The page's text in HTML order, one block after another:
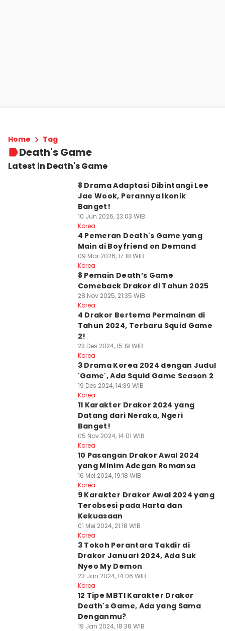
Home Tag
Death's Game
Latest in Death's Game
8 Drama Adaptasi Dibintangi Lee
Jae Wook, Perannya Ikonik
Banget!
10 Jun 2026, 23:03 WIB
Korea
4 Pemeran Death's Game yang
Main di Boyfriend on Demand
09 Mar 2026, 17:18 WIB
Korea
8 Pemain Death’s Game
Comeback Drakor di Tahun 2025
28 Nov 2025, 21:35 WIB
Korea
4 Drakor Bertema Permainan di
Tahun 2024, Terbaru Squid Game
2!
23 Des 2024, 15:19 WIB
Korea
3 Drama Korea 2024 dengan Judul
'Game', Ada Squid Game Season 2
19 Des 2024, 14:39 WIB
Korea
11 Karakter Drakor 2024 yang
Datang dari Neraka, Ngeri
Banget!
05 Nov 2024, 14:01 WIB
Korea
10 Pasangan Drakor Awal 2024
yang Minim Adegan Romansa
16 Mei 2024, 19:18 WIB
Korea
9 Karakter Drakor Awal 2024 yang
Terobsesi pada Harta dan
Kekuasaan
01 Mei 2024, 21:18 WIB
Korea
3 Tokoh Perantara Takdir di
Drakor Januari 2024, Ada Suk
Nyeo My Demon
23 Jan 2024, 14:06 WIB
Korea
12 Tipe MBTI Karakter Drakor
Death's Game, Ada yang Sama
Denganmu?
19 Jan 2024, 18:38 WIB